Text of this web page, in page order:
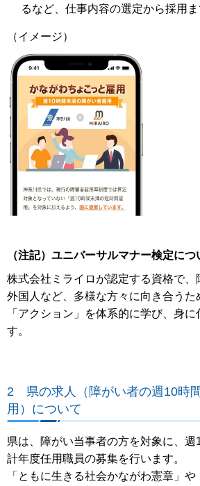
るなど、仕事内容の選定から採用ま
（イメージ）
（注記）ユニバーサルマナー検定につ
株式会社ミライロが認定する資格で、
外国人など、多様な方々に向き合うた
「アクション」を体系的に学び、身
す。
2 県の求人（障がい者の週10時
用）について
県は、障がい当事者の方を対象に、週
計年度任用職員の募集を行います。
「ともに生きる社会かながわ憲章」